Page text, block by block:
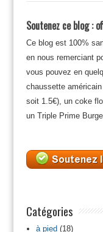
Soutenez ce blog :
Ce blog est 100%
en nous remerciant
vous pouvez en
chaussette
soit 1.5€), un coke
un Triple Prime
Catégories
à pied (18)